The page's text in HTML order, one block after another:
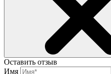
Оставить отзыв
Имя